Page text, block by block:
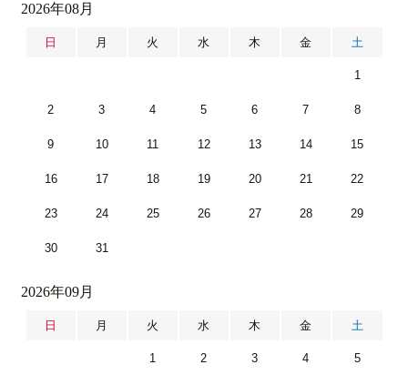
2026年08月
日 月 火 水 木 金 土
1
2 3 4 5 6 7 8
9 10 11 12 13 14 15
16 17 18 19 20 21 22
23 24 25 26 27 28 29
30 31
2026年09月
日 月 火 水 木 金 土
1 2 3 4 5